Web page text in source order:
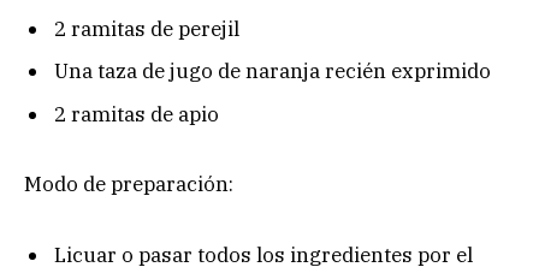
2 ramitas de perejil
Una taza de jugo de naranja recién exprimido
2 ramitas de apio
Modo de preparación:
Licuar o pasar todos los ingredientes por el